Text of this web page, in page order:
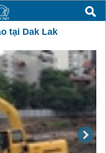
tại Dak Lak